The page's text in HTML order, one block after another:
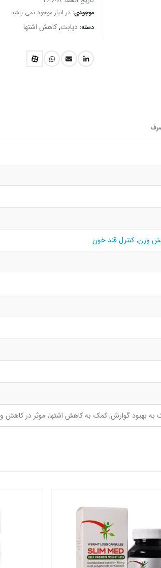
موجودی: در انبار موجود نمی باشد
دسته: دیابت, کاهش اشتها
وزن, کنترل قند خون
بهبود گوارش, کمک به کاهش اشتها, موثر در کاهش